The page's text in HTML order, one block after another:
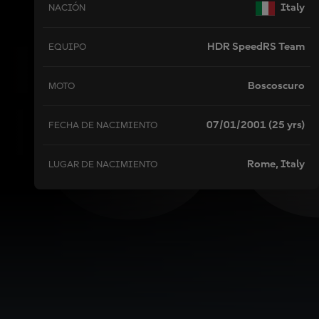
NACIÓN Italy
EQUIPO HDR SpeedRS Team
MOTO Boscoscuro
FECHA DE NACIMIENTO 07/01/2001 (25 yrs)
LUGAR DE NACIMIENTO Rome, Italy